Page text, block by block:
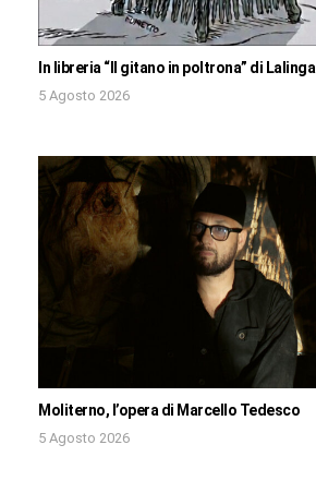
In libreria “Il gitano in poltrona” di Lalinga
5 Agosto 2026
Moliterno, l’opera di Marcello Tedesco
5 Agosto 2026